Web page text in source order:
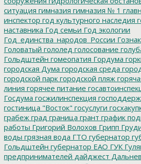
ситуация гимназия гимназия № 1
инспектор год культурного наследия
наставника Год семьи Год экологии
Год_единства_народов_России Гознак
Головатый гололед голосование
Гольдштейн гомеопатия Гордума
городская Дума городская среда
городской парк городской пляж
линия горячее питание
Госдума госжилинспекция
гостиница "Восток" госуслуги
грабеж град граница грант график
работы Григорий Волохов Грипп
воды грязная вода ГТО губернатор
Гольдштейн губернатор ЕАО ГУК
предпринимателей дайджест